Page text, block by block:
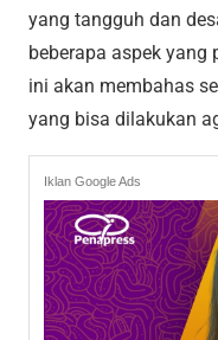
yang tangguh dan
beberapa aspek yang
ini akan membahas
yang bisa dilakukan
Iklan Google Ads